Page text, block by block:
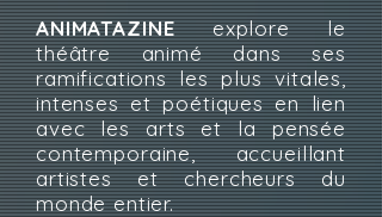
ANIMATAZINEexplore le
théâtre animé dans ses
ramifications les plus vitales,
intenses et poétiques en lien
avec les arts et la pensée
contemporaine, accueillant
artistes et chercheurs du
monde entier.